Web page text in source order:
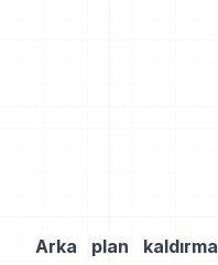
Arka plan kaldırma